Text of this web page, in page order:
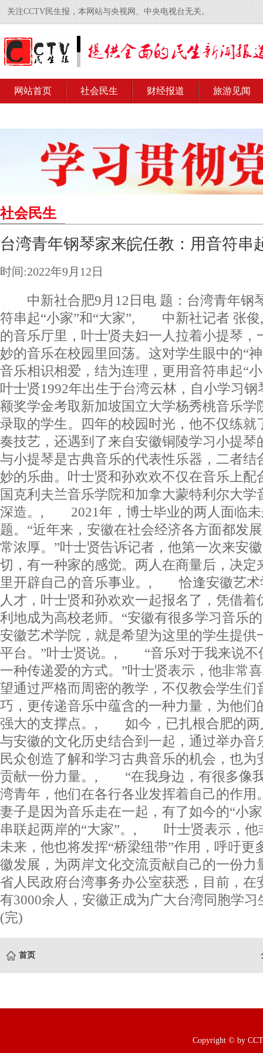
关注CCTV民生报，本网站与央视网、中央电视台无关。
网站首页 社会民生 财经报道 旅游见闻
社会民生
台湾青年钢琴家来皖任教：用音符串
时间:2022年9月12日
中新社合肥9月12日电 题：台湾青年钢
符串起“小家”和“大家”, 中新社记者 张
的音乐厅里，叶士贤夫妇一人拉着小提琴，
妙的音乐在校园里回荡。这对学生眼中的“
音乐相识相爱，结为连理，更用音符串起
叶士贤1992年出生于台湾云林，自小学习钢
额奖学金考取新加坡国立大学杨秀桃音乐学
录取的学生。四年的校园时光，他不仅练就
奏技艺，还遇到了来自安徽铜陵学习小
与小提琴是古典音乐的代表性乐器，二者结
妙的乐曲。叶士贤和孙欢欢不仅在音乐上配
国克利夫兰音乐学院和加拿大蒙特利尔大学
深造。, 2021年，博士毕业的两人面临未
题。“近年来，安徽在社会经济各方面都发
常浓厚。”叶士贤告诉记者，他第一次来安
切，有一种家的感觉。两人在商量后，决定
里开辟自己的音乐事业。, 恰逢安徽艺术
人才，叶士贤和孙欢欢一起报名了，凭借着
利地成为高校老师。“安徽有很多学习音乐
安徽艺术学院，就是希望为这里的学生提供
平台。”叶士贤说。, “音乐对于我来说不
一种传递爱的方式。”叶士贤表示，他非常
望通过严格而周密的教学，不仅教会学生们
巧，更传递音乐中蕴含的一种力量，为他们
强大的支撑点。, 如今，已扎根合肥的两
与安徽的文化历史结合到一起，通过举办音
民众创造了解和学习古典音乐的机会，也为
贡献一份力量。, “在我身边，有很多像
湾青年，他们在各行各业发挥着自己的作用
妻子是因为音乐走在一起，有了如今的“小
串联起两岸的“大家”。, 叶士贤表示，他
未来，他也将发挥“桥梁纽带”作用，呼吁更
徽发展，为两岸文化交流贡献自己的一
省人民政府台湾事务办公室获悉，目前，在
有3000余人，安徽正成为广大台湾同胞学
(完)
首页
Copyright © by